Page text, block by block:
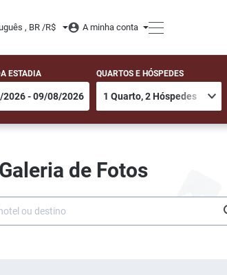
, BR /R$ A minha conta
ESTADIA QUARTOS E HÓSPEDES
Galeria de Fotos